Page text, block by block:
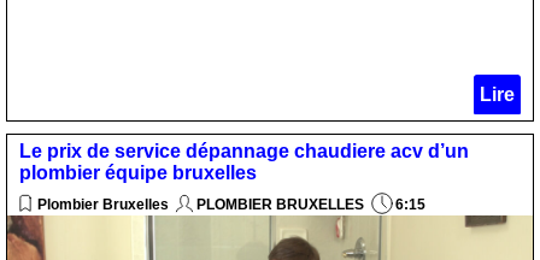
Lire
Le prix de service dépannage chaudiere acv d’un
plombier équipe bruxelles
Plombier Bruxelles PLOMBIER BRUXELLES 6:15